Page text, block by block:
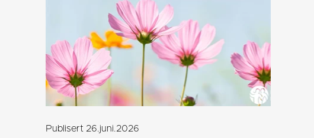
Publisert 26.juni.2026